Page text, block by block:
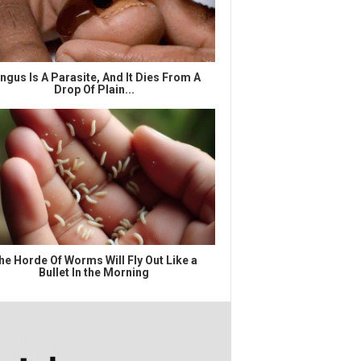
Is A Parasite, And It Dies From A
Drop Of Plain...
Horde Of Worms Will Fly Out Like a
Bullet In the Morning